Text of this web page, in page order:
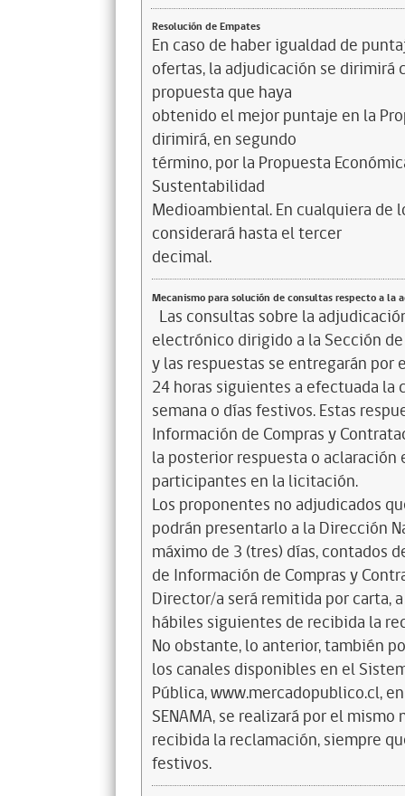
Resolución de Empates
En caso de haber igualdad de
ofertas, la adjudicación se
propuesta que haya
obtenido el mejor puntaje en la
dirimirá, en segundo
término, por la Propuesta
Sustentabilidad
Medioambiental. En cualquiera de
considerará hasta el tercer
decimal.
Mecanismo para solución de consultas respecto a la
Las consultas sobre la
electrónico dirigido a la Sección
y las respuestas se entregarán por
24 horas siguientes a efectuada
semana o días festivos. Estas
Información de Compras y
la posterior respuesta o
participantes en la licitación.
Los proponentes no adjudicados
podrán presentarlo a la Dirección
máximo de 3 (tres) días, contados
de Información de Compras y
Director/a será remitida por carta,
hábiles siguientes de recibida la
No obstante, lo anterior, también
los canales disponibles en el
Pública, www.mercadopublico.cl,
SENAMA, se realizará por el
recibida la reclamación, siempre
festivos.